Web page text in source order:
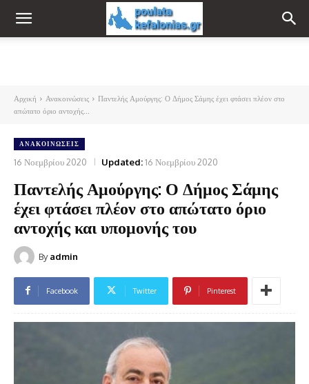
Αρχική Ανακοινώσεις
Παντελής Αμούργης: Ο Δήμος Σάμης έχει φτάσει πλέον στο
απώτατο όριο αντοχής...
ΑΝΑΚΟΙΝΏΣΕΙΣ
16 Νοεμβρίου 2020 Updated:16 Νοεμβρίου 2020
Παντελής Αμούργης: Ο Δήμος Σάμης
έχει φτάσει πλέον στο απώτατο όριο
αντοχής και υπομονής του
By admin
Facebook Twitter Pinterest